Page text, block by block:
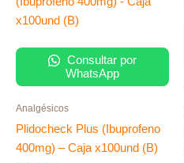
Consultar por
WhatsApp
Analgésicos
Plidocheck Plus (Ibuprofeno
400mg) – Caja x100und (B)